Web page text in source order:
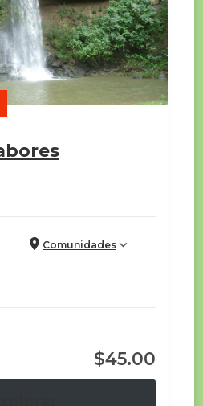
Comunidades
$45.00